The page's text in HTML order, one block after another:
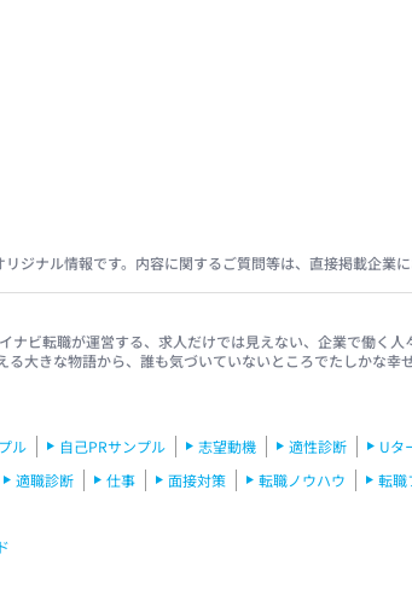
ジナル情報です。内容に関するご質問等は、直接掲載企業
ナビ転職が運営する、求人だけでは見えない、企業で働く
大きな物語から、誰も気づいていないところでたしかな幸
ル 自己PRサンプル 志望動機 適性診断
Uタ
適職診断 仕事 面接対策 転職ノウハウ 転職